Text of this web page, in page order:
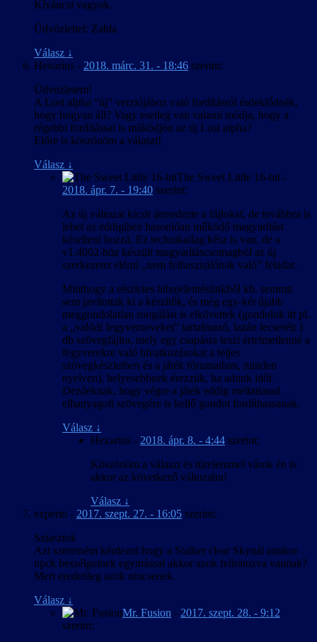
Kíváncsi vagyok.
Üdvözlettel: Zabla
Válasz ↓
Hexarius - 2018. márc. 31. - 18:46 szerint:
Üdvözletem!
A Lost alpha “új” verziójához való fordításról érdeklődnék,
hogy hogyan áll? Vagy esetleg van valami módja, hogy a
régebbi fordítással is működjön az új Lost alpha?
Előre is köszönöm a választ!
Válasz ↓
The Sweet Little 16-bit -
2018. ápr. 7. - 19:40 szerint:
Az új változat kicsit átrendezte a fájlokat, de továbbra is
lehet az eddigihez hasonlóan működő magyarítást
készíteni hozzá. Ez technikailag kész is van, de a
v1.4002-höz készült magyarításcsomagból az új
szerkezetet elérni „nem felhasználónak való” feladat.
Minthogy a részletes hibajelentésünkből kb. semmit
sem javítottak ki a készítők, és még egy-két újabb
meggondolatlan rongálást is elkövettek (gondolok itt pl.
a „valódi fegyverneveket” tartalmazó, lazán lecserélt 1
db szövegfájlra, mely egy csapásra teszi értelmetlenné a
fegyverekre való hivatkozásokat a teljes
szövegkészletben és a játék fórumaiban, minden
nyelven), helyesebbnek érezzük, ha adunk időt
Dezóéknak, hogy végre a játék eddig méltatlanul
elhanyagolt szövegére is kellő gondot fordíthassanak.
Válasz ↓
Hexarius - 2018. ápr. 8. - 4:44 szerint:
Köszönöm a választ és türelemmel várok én is
akkor az következő változatra!
Válasz ↓
experto - 2017. szept. 27. - 16:05 szerint:
Sziasztok
Azt szeretném kérdezni hogy a Stalker clear Skynál amikor
npck beszélgetnek egymással akkor azok feliratozva vannak?
Mert eredetileg azok nincsenek.
Válasz ↓
Mr. Fusion - 2017. szept. 28. - 9:12
szerint: